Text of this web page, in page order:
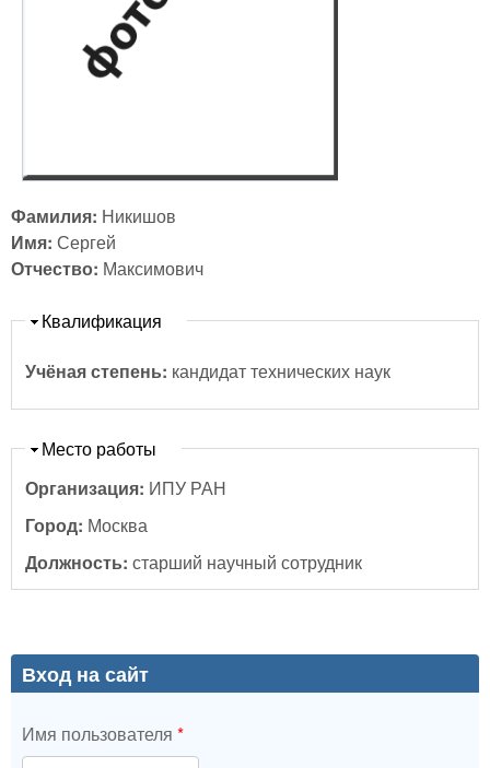
Фамилия: Никишов
Имя: Сергей
Отчество: Максимович
Скрыть
Квалификация
Учёная степень: кандидат технических наук
Скрыть
Место работы
Организация: ИПУ РАН
Город: Москва
Должность: старший научный сотрудник
Вход на сайт
Имя пользователя *